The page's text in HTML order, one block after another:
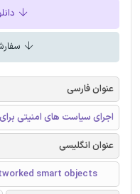
عنوان فارسی
اجرای سیاست های امنیتی
عنوان انگلیسی
smart objects